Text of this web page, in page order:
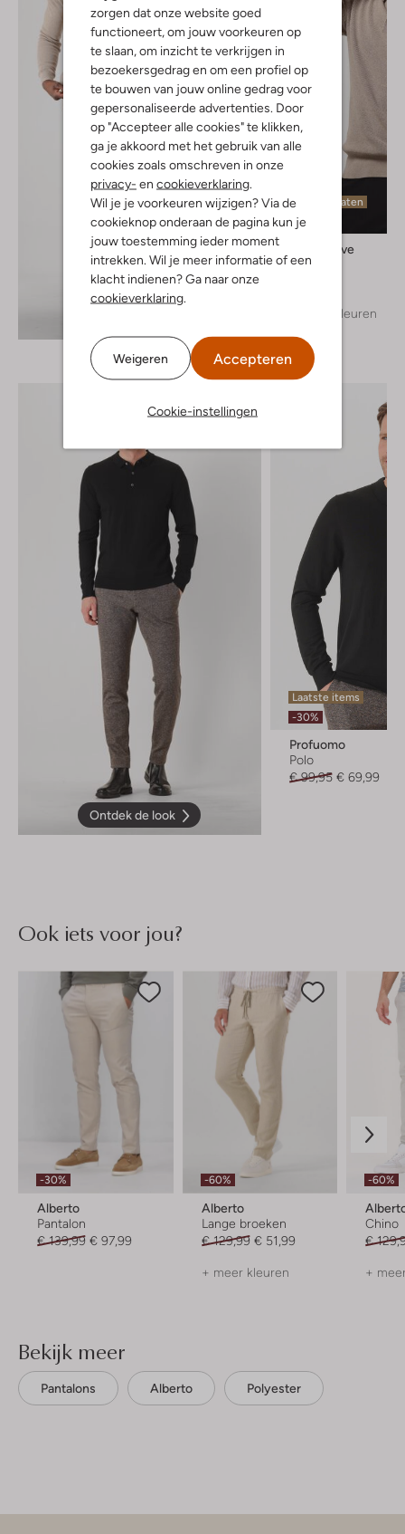
zorgen dat onze website goed
functioneert, om jouw voorkeuren op
te slaan, om inzicht te verkrijgen in
bezoekersgedrag en om een profiel op
te bouwen van jouw online gedrag voor
gepersonaliseerde advertenties. Door
op "Accepteer alle cookies" te klikken,
ga je akkoord met het gebruik van alle
cookies zoals omschreven in onze
privacy- en cookieverklaring.
Wil je je voorkeuren wijzigen? Via de
cookieknop onderaan de pagina kun je
jouw toestemming ieder moment
intrekken. Wil je meer informatie of een
klacht indienen? Ga naar onze
cookieverklaring.
Weigeren Accepteren
Cookie-instellingen
Laatste maten
Saint Steve
Trui
+ meer kleuren
Ontdek de look
Laatste items
-30%
Profuomo
Polo
€ 99,95 € 69,99
Ook iets voor jou?
-30%
Alberto
Pantalon
€ 139,99 € 97,99
-60%
Alberto
Lange broeken
€ 129,99 € 51,99
+ meer kleuren
-60%
Chino
€
+
Bekijk meer
Pantalons Alberto Polyester